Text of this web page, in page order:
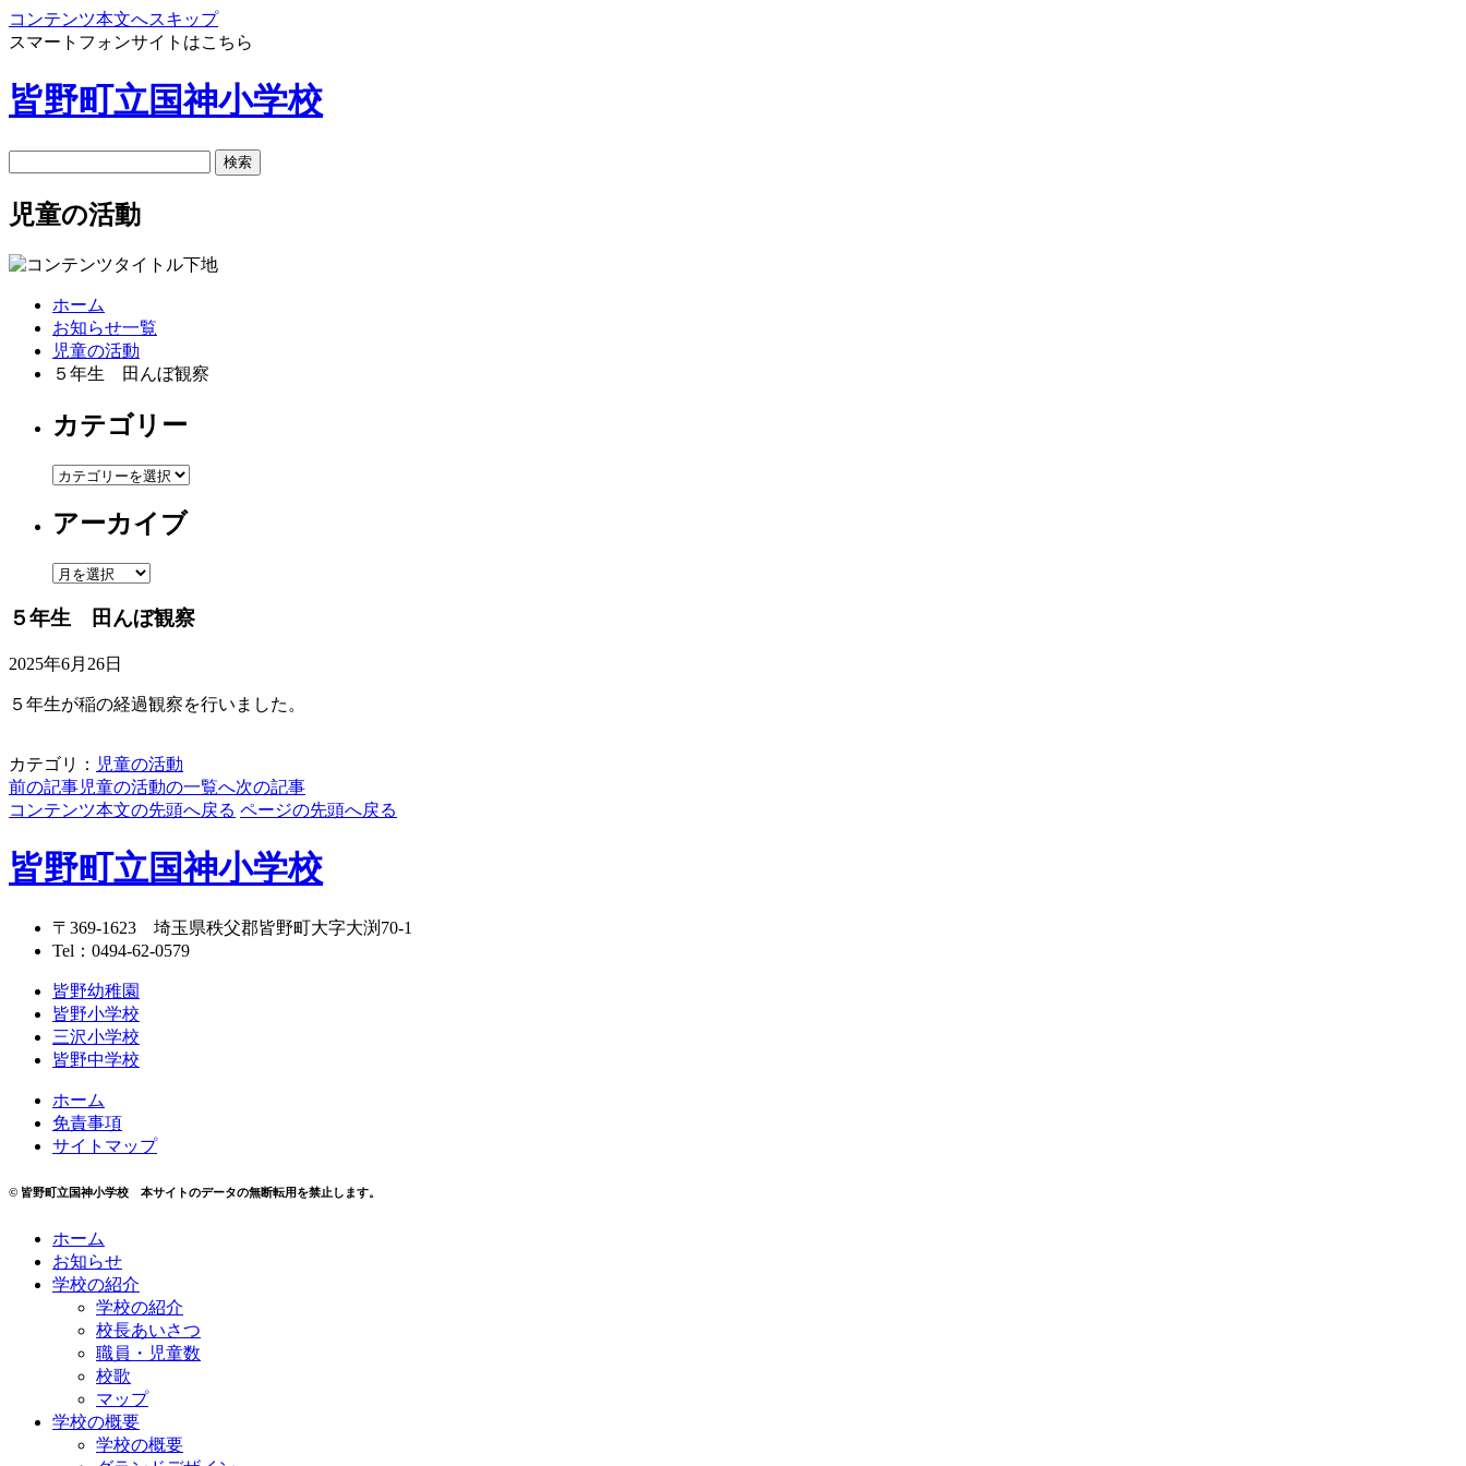
コンテンツ本文へスキップ
スマートフォンサイトはこちら
皆野町立国神小学校
児童の活動
ホーム
お知らせ一覧
児童の活動
５年生 田んぼ観察
カテゴリー
カ
ゴ
ー
アーカイブ
ア
カ
ブ
５年生 田んぼ観察
2025年6月26日
５年生が稲の経過観察を行いました。
カテゴリ： 児童の活動
前の記事児童の活動の一覧へ次の記事
コンテンツ本文の先頭へ戻る ページの先頭へ戻る
皆野町立国神小学校
〒369-1623 埼玉県秩父郡皆野町大字大渕70-1
Tel： 0494-62-0579
皆野幼稚園
皆野小学校
三沢小学校
皆野中学校
ホーム
免責事項
サイトマップ
© 皆野町立国神小学校 本サイトのデータの無断転用を禁止します。
ホーム
お知らせ
学校の紹介
学校の紹介
校長あいさつ
職員・児童数
校歌
マップ
学校の概要
学校の概要